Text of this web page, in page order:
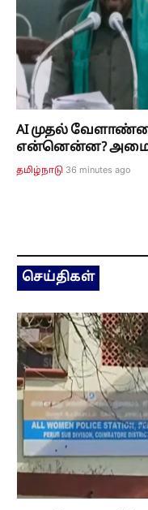
AI முதல்
என்னென்ன?
தமிழ்நாடு 36 minutes ago
செய்திகள்